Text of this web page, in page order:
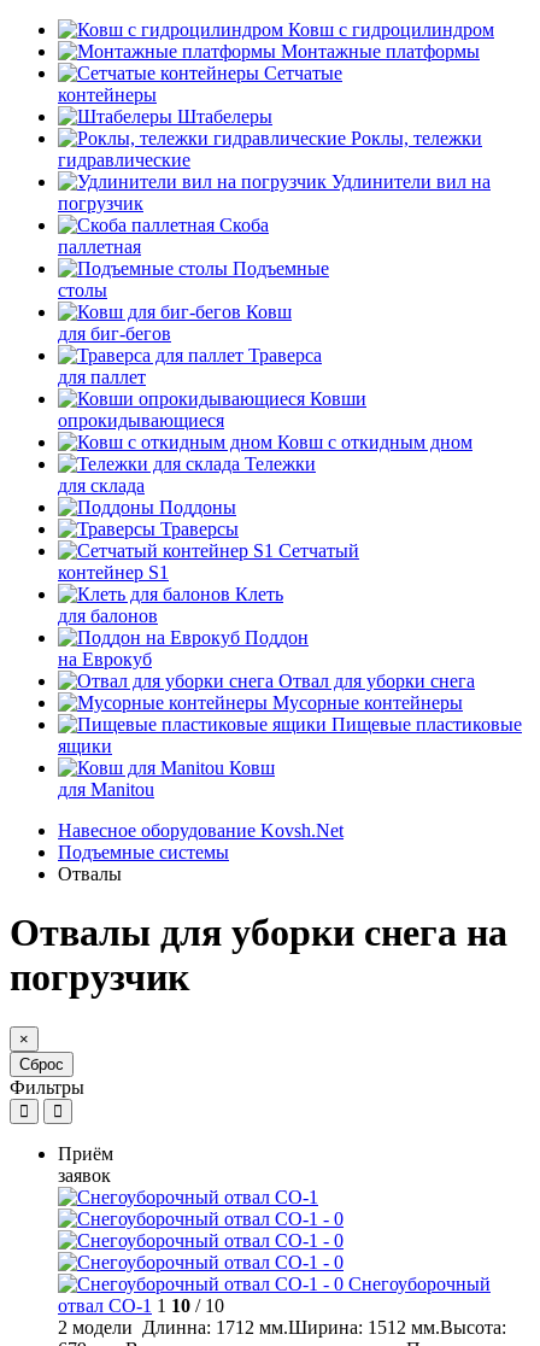
Ковш с гидроцилиндром
Монтажные платформы
Сетчатые
контейнеры
Штабелеры
Роклы, тележки
гидравлические
Удлинители вил на
погрузчик
Скоба
паллетная
Подъемные
столы
Ковш
для биг-бегов
Траверса
для паллет
Ковши
опрокидывающиеся
Ковш с откидным дном
Тележки
для склада
Поддоны
Траверсы
Сетчатый
контейнер S1
Клеть
для балонов
Поддон
на Еврокуб
Отвал для уборки снега
Мусорные контейнеры
Пищевые пластиковые
ящики
Ковш
для Manitou
Навесное оборудование Kovsh.Net
Подъемные системы
Отвалы
Отвалы для уборки снега на
погрузчик
×
Сброс
Фильтры
Приём
заявок
Снегоуборочный
отвал СО-1 1 10 / 10
2 модели Длинна: 1712 мм.Ширина: 1512 мм.Высота: